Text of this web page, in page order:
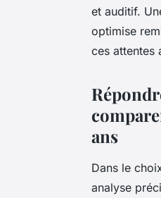
et auditif.
optimise
ces attentes
ans
Dans le
analyse